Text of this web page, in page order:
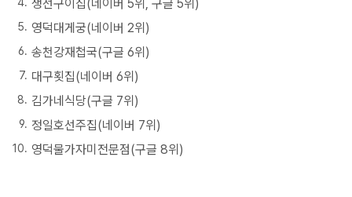
생선구이집(네이버 5위, 구글 5위)
영덕대게궁(네이버 2위)
송천강재첩국(구글 6위)
대구횟집(네이버 6위)
김가네식당(구글 7위)
정일호선주집(네이버 7위)
영덕물가자미전문점(구글 8위)